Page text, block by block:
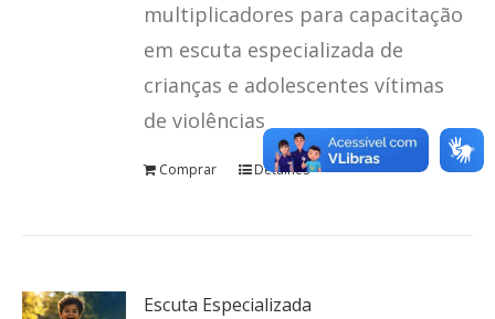
multiplicadores para capacitação
em escuta especializada de
crianças e adolescentes vítimas
de violências
Comprar Detalhes
Escuta Especializada
Depoimento Especial
teste